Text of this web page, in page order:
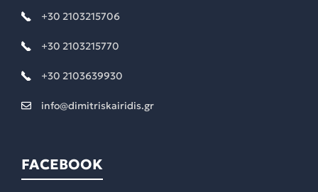
+30 2103215706
+30 2103215770
+30 2103639930
info@dimitriskairidis.gr
FACEBOOK